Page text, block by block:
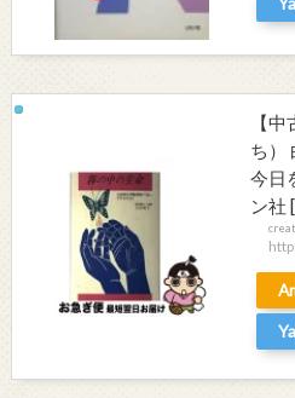
【
ち）
今日
ン社